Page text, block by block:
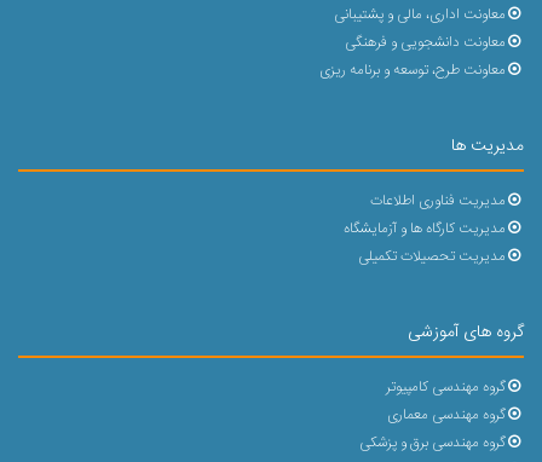
معاونت اداری، مالی و پشتیبانی
معاونت دانشجویی و فرهنگی
معاونت طرح، توسعه و برنامه ریزی
مدیریت ها
مدیریت فناوری اطلاعات
مدیریت کارگاه ها و آزمایشگاه
مدیریت تحصیلات تکمیلی
گروه های آموزشی
گروه مهندسی کامپیوتر
گروه مهندسی معماری
گروه مهندسی برق و پزشکی